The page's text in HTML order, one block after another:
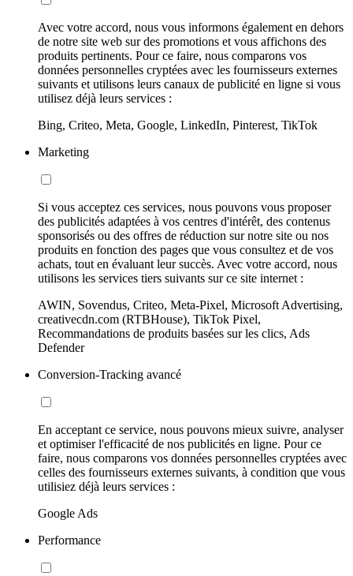
Avec votre accord, nous vous informons également en dehors
de notre site web sur des promotions et vous affichons des
produits pertinents. Pour ce faire, nous comparons vos
données personnelles cryptées avec les fournisseurs externes
suivants et utilisons leurs canaux de publicité en ligne si vous
utilisez déjà leurs services :
Bing, Criteo, Meta, Google, LinkedIn, Pinterest, TikTok
Marketing
Si vous acceptez ces services, nous pouvons vous proposer
des publicités adaptées à vos centres d'intérêt, des contenus
sponsorisés ou des offres de réduction sur notre site ou nos
produits en fonction des pages que vous consultez et de vos
achats, tout en évaluant leur succès. Avec votre accord, nous
utilisons les services tiers suivants sur ce site internet :
AWIN, Sovendus, Criteo, Meta-Pixel, Microsoft Advertising,
creativecdn.com (RTBHouse), TikTok Pixel,
Recommandations de produits basées sur les clics, Ads
Defender
Conversion-Tracking avancé
En acceptant ce service, nous pouvons mieux suivre, analyser
et optimiser l'efficacité de nos publicités en ligne. Pour ce
faire, nous comparons vos données personnelles cryptées avec
celles des fournisseurs externes suivants, à condition que vous
utilisiez déjà leurs services :
Google Ads
Performance